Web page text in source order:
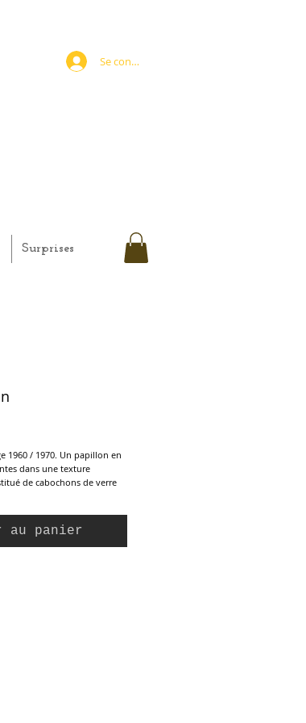
Surprises
Se connecter
1960 / 1970. Un papillon en
dans une texture
de cabochons de verre
au panier